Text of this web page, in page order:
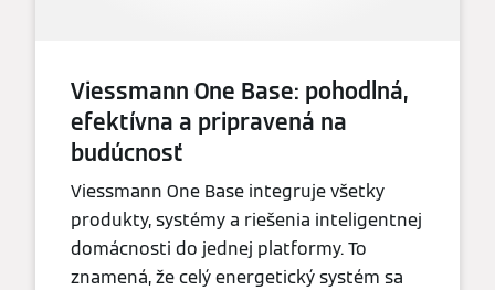
Viessmann One Base: pohodlná,
efektívna a pripravená na
budúcnosť
Viessmann One Base integruje všetky
produkty, systémy a riešenia inteligentnej
domácnosti do jednej platformy. To
znamená, že celý energetický systém sa